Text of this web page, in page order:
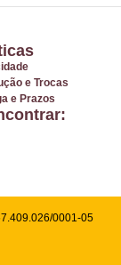
e Trocas
e Prazos
0001-05